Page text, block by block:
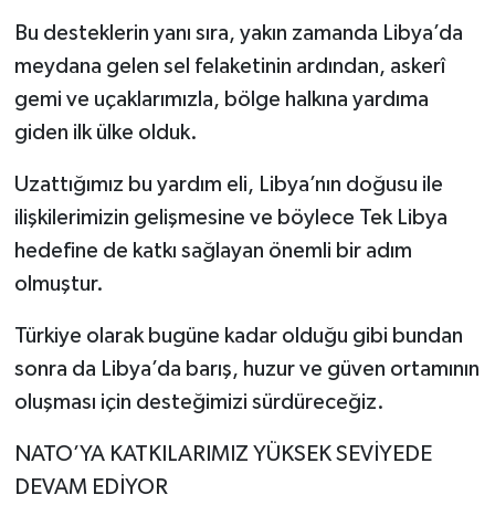
Bu desteklerin yanı sıra, yakın zamanda Libya’da
meydana gelen sel felaketinin ardından, askerî
gemi ve uçaklarımızla, bölge halkına yardıma
giden ilk ülke olduk.
Uzattığımız bu yardım eli, Libya’nın doğusu ile
ilişkilerimizin gelişmesine ve böylece Tek Libya
hedefine de katkı sağlayan önemli bir adım
olmuştur.
Türkiye olarak bugüne kadar olduğu gibi bundan
sonra da Libya’da barış, huzur ve güven ortamının
oluşması için desteğimizi sürdüreceğiz.
NATO’YA KATKILARIMIZ YÜKSEK SEVİYEDE
DEVAM EDİYOR